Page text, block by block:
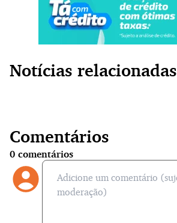
Notícias relacionadas
Comentários
0 comentários